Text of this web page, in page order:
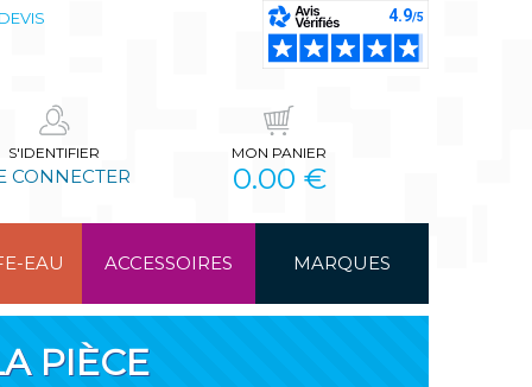
S'IDENTIFIER
CONNECTER
MON PANIER
0.00 €
EAU ACCESSOIRES MARQUES
PIÈCE